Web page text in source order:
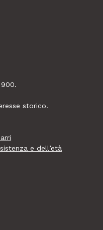
storico.
e dell’età